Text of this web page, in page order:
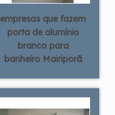
empresas que fazem
porta de alumínio
branco para
banheiro Mairiporã